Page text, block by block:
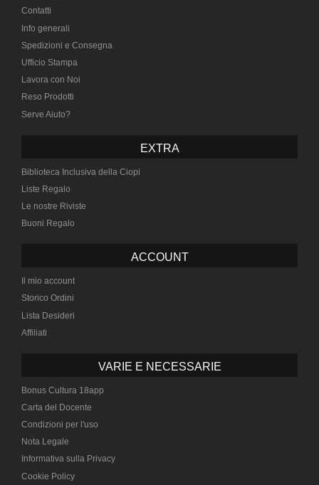
Contatti
Info generali
Spedizioni e Consegna
Ufficio Stampa
Lavora con Noi
Reso Prodotti
Serve Aiuto?
EXTRA
Biblioteca Inclusiva della Ciopi
Liste Regalo
Le nostre Riviste
Buoni Regalo
ACCOUNT
Il mio account
Storico Ordini
Lista Desideri
Affiliati
VARIE E NECESSARIE
Bonus Cultura 18app
Carta del Docente
Condizioni per l'uso
Nota Legale
Informativa sulla Privacy
Cookie Policy